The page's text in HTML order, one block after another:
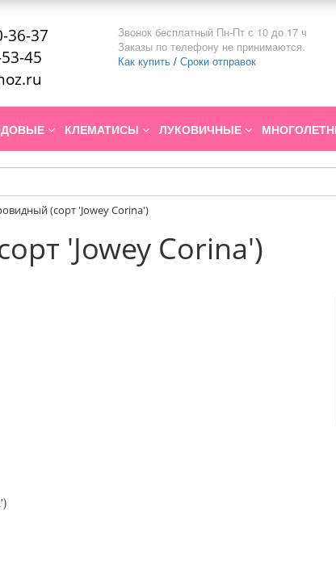
36-37
45
Звонок бесплатный Пн-Пт с 10 до 17 ч
Заказы по телефону не принимаются.
Как купить / Сроки отправок
КЛЕМАТИСЫ ЛУКОВИЧНЫЕ
(сорт 'Jowey Corina')
'Jowey Corina')